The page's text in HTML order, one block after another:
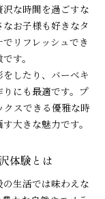
な時間を過ごすな
お子様も好きなタ
リフレッシュでき
す。
したり、バーベキ
にも最適です。プ
スできる優雅な時
大きな魅力です。
体験とは
生活では味わえな